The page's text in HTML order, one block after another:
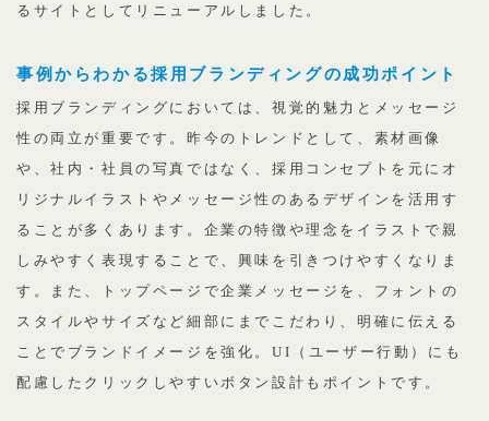
るサイトとしてリニューアルしました。
事例からわかる採用ブランディングの成功ポイント
採用ブランディングにおいては、視覚的魅力とメッセージ
性の両立が重要です。昨今のトレンドとして、素材画像
や、社内・社員の写真ではなく、採用コンセプトを元にオ
リジナルイラストやメッセージ性のあるデザインを活用す
ることが多くあります。企業の特徴や理念をイラストで親
しみやすく表現することで、興味を引きつけやすくなりま
す。また、トップページで企業メッセージを、フォントの
スタイルやサイズなど細部にまでこだわり、明確に伝える
ことでブランドイメージを強化。UI（ユーザー行動）にも
配慮したクリックしやすいボタン設計もポイントです。